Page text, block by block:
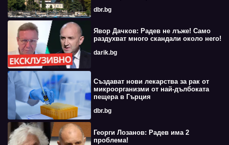
dbr.bg
Явор Дачков: Радев не лъже! Само
раздухват много скандали около него!
darik.bg
Създават нови лекарства за рак от
микроорганизми от най-дълбоката
пещера в Гърция
dbr.bg
Георги Лозанов: Радев има 2
проблема!